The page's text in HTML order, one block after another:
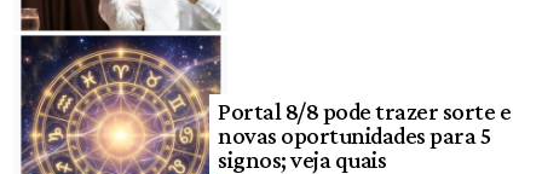
Portal 8/8 pode trazer sorte e
novas oportunidades para 5
signos; veja quais